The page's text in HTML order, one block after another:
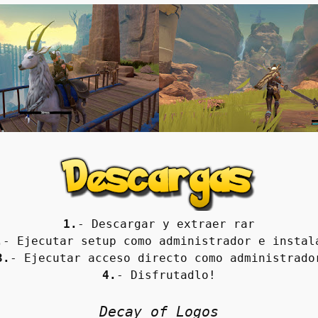
1. - Descargar y extraer rar
- Ejecutar setup como administrador e
- Ejecutar acceso directo como
4. - Disfrutadlo!
Decay of Logos